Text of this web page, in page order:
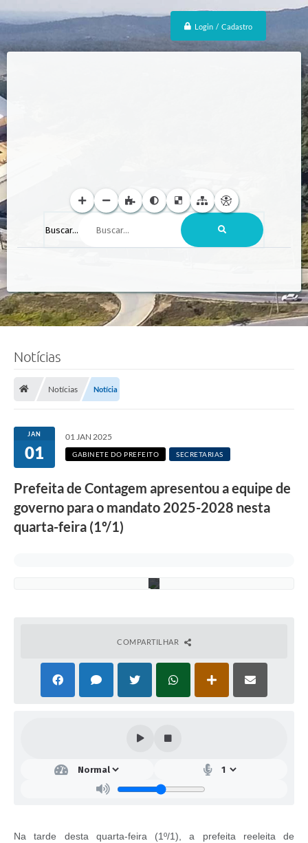
Login / Cadastro
Buscar...
Notícias
Notícias Notícia
JAN
01
01 JAN 2025
GABINETE DO PREFEITO SECRETARIAS
Prefeita de Contagem apresentou a equipe de
governo para o mandato 2025-2028 nesta
quarta-feira (1º/1)
e
o
r
a
COMPARTILHAR
Na tarde desta quarta-feira (1º/1), a prefeita reeleita de